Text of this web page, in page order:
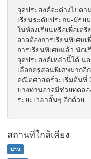
จุดประสงค์จะต่างไปตา
เรียนระดับประถม-มัธย
ในห้องเรียนหรือเพื่อเต
อาจต้องการเรียนพิเศษ
การเรียนพิเศษแล้ว นัก
จุดประสงค์เหล่านี้ได้ น
เลือกครูสอนพิเศษมากอี
คณิตศาสตร์จะเริ่มต้นที่
บางท่านอาจมีช่วยทดลอ
ระยะเวลาสั้นๆ อีกด้วย
สถานที่ใกล้เคียง
น่าน